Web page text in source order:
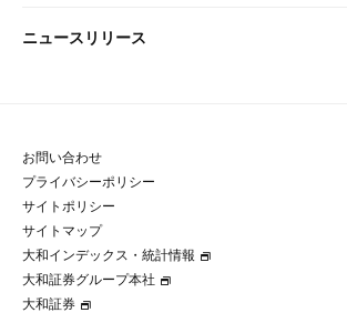
先端テクノロジーに基づく新たな価値の創出
政策分析
金融経済教育等
コラム
マルチステークホルダー方針
パートナーシップ構築宣言
会社概要・役員一覧
大和総研の歩み
グループ会社
採用情報 トップ
経験者採用
ニュースリリース
お問い合わせ
プライバシーポリシー
サイトポリシー
サイトマップ
大和インデックス・統計情報
大和証券グループ本社
大和証券